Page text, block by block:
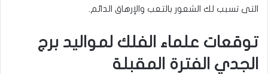
التى تسبب لك الشعور بالتعب والإرهاق الدائم.
توقعات علماء الفلك لمواليد برج
الجدي الفترة المقبلة